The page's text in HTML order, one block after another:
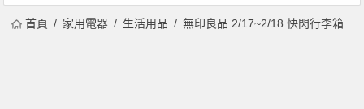
首頁 家用電器 生活用品 無印良品 2/17~2/18 快閃行李箱省近 3000 元，LINE 好友滿 500 折 100！